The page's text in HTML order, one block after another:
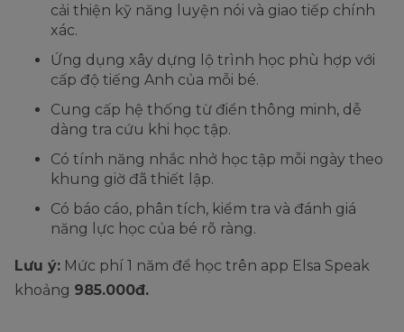
cải thiện kỹ năng luyện nói và giao tiếp chính
xác.
Ứng dụng xây dựng lộ trình học phù hợp với
cấp độ tiếng Anh của mỗi bé.
Cung cấp hệ thống từ điển thông minh, dễ
dàng tra cứu khi học tập.
Có tính năng nhắc nhở học tập mỗi ngày theo
khung giờ đã thiết lập.
Có báo cáo, phân tích, kiểm tra và đánh giá
năng lực học của bé rõ ràng.
Lưu ý: Mức phí 1 năm để học trên app Elsa Speak
khoảng 985.000đ.